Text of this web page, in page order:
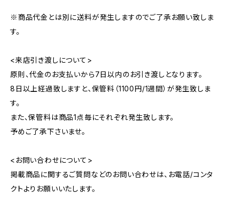
※商品代金とは別に送料が発生しますのでご了承お願い致しま
す。
<来店引き渡しについて>
原則、代金のお支払いから7日以内のお引き渡しとなります。
8日以上経過致しますと、保管料（1100円/1週間）が発生致しま
す。
また、保管料は商品1点毎にそれぞれ発生致します。
予めご了承下さいませ。
<お問い合わせについて>
掲載商品に関するご質問などのお問い合わせは、お電話/コンタ
クトよりお願いいたします。